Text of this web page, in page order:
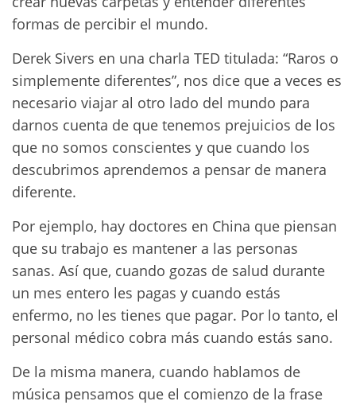
formas de percibir el mundo.
Derek Sivers en una charla TED titulada: “Raros o
simplemente diferentes”, nos dice que a veces es
necesario viajar al otro lado del mundo para
darnos cuenta de que tenemos prejuicios de los
que no somos conscientes y que cuando los
descubrimos aprendemos a pensar de manera
diferente.
Por ejemplo, hay doctores en China que piensan
que su trabajo es mantener a las personas
sanas. Así que, cuando gozas de salud durante
un mes entero les pagas y cuando estás
enfermo, no les tienes que pagar. Por lo tanto, el
personal médico cobra más cuando estás sano.
De la misma manera, cuando hablamos de
música pensamos que el comienzo de la frase